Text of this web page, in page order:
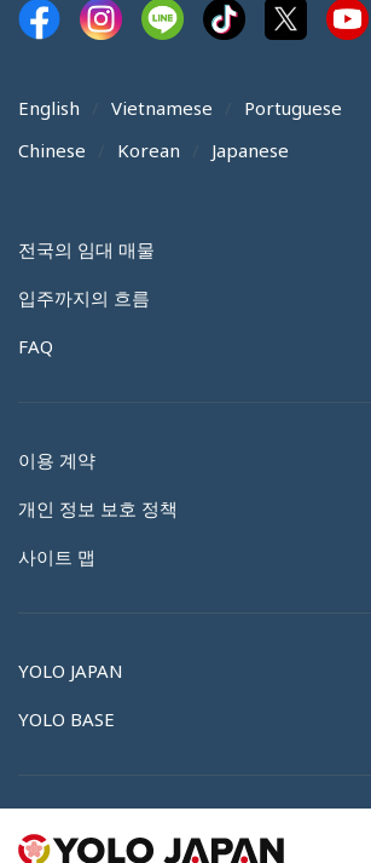
English Vietnamese
Portuguese
Chinese
Korean Japanese
전국의 임대 매물
입주까지의 흐름
FAQ
이용 계약
개인 정보 보호 정책
사이트 맵
YOLO JAPAN
YOLO BASE